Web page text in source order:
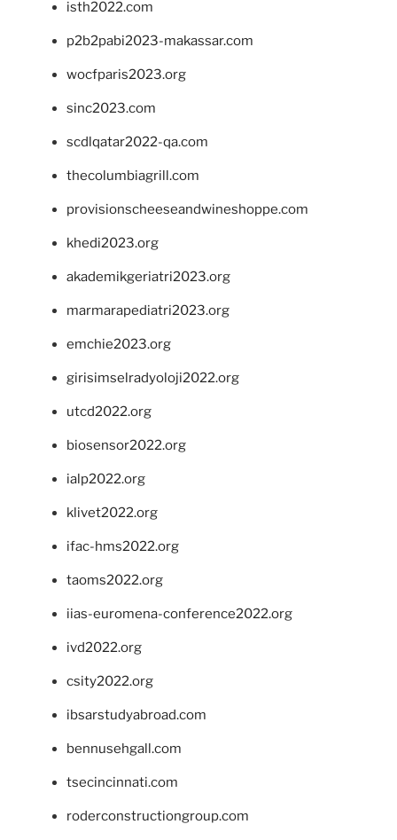
isth2022.com
p2b2pabi2023-makassar.com
wocfparis2023.org
sinc2023.com
scdlqatar2022-qa.com
thecolumbiagrill.com
provisionscheeseandwineshoppe.com
khedi2023.org
akademikgeriatri2023.org
marmarapediatri2023.org
emchie2023.org
girisimselradyoloji2022.org
utcd2022.org
biosensor2022.org
ialp2022.org
klivet2022.org
ifac-hms2022.org
taoms2022.org
iias-euromena-conference2022.org
ivd2022.org
csity2022.org
ibsarstudyabroad.com
bennusehgall.com
tsecincinnati.com
roderconstructiongroup.com